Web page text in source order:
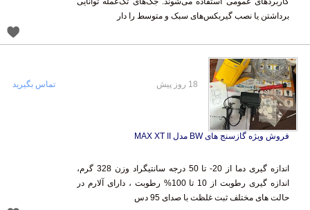
برداشتن یا نصب گیربکس‌های سبک و متوسط را دار
فروش ویژه گازسنج های BW مدل MAX XT II
اندازه گیری دما از 20- تا 50 درجه سانتیگراد وزن 328 گرم،
اندازه گیری رطوبت از 10 تا 100% رطوبت ، دارای آلارم در
حالت های مختلف ثبت غلظت با صدای 95 دس
18 روز پیش تماس بگیرید